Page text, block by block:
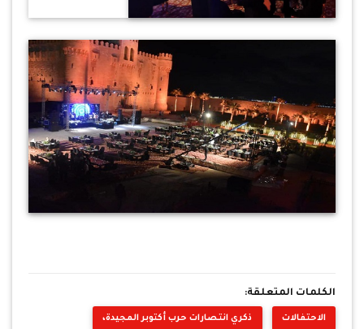
الكلمات المتعلقة:
الاحتفالات ذكري انتصارات حرب أكتوبر المجيدة،